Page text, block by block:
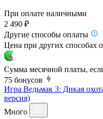
При оплате наличными
2 490 ₽
Другие способы оплаты
Цена при других способах
Сумма месячной платы,
75 бонусов
Игра Ведьмак 3: Дикая
версия)
Много